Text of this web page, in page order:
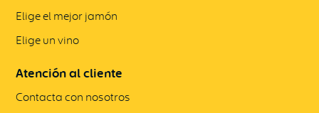
Elige el mejor jamón
Elige un vino
Atención al cliente
Contacta con nosotros